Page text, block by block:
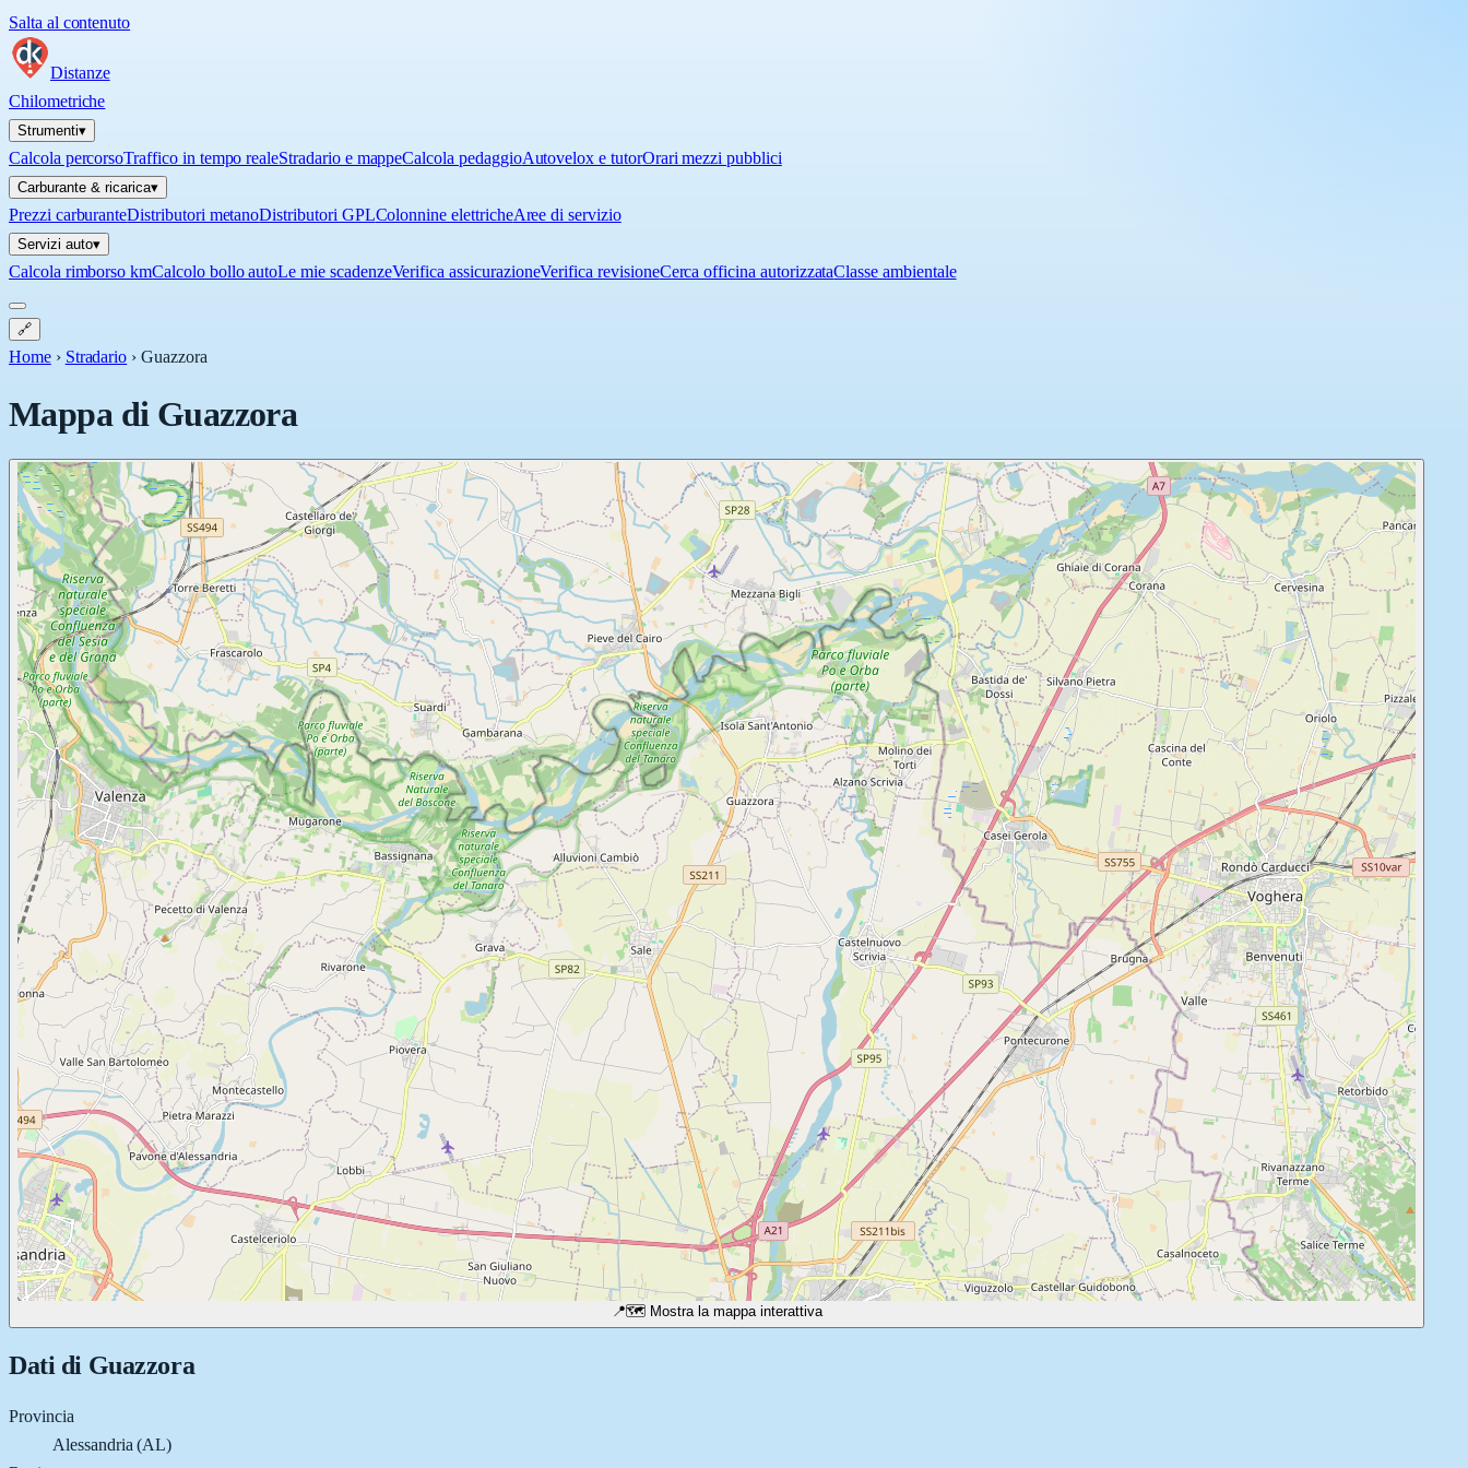
Salta al contenuto
Distanze
Chilometriche
Strumenti▾
Calcola percorsoTraffico in tempo realeStradario e mappeCalcola pedaggioAutovelox e tutorOrari mezzi pubblici
Carburante & ricarica▾
Prezzi carburanteDistributori metanoDistributori GPLColonnine elettricheAree di servizio
Servizi auto▾
Calcola rimborso kmCalcolo bollo autoLe mie scadenzeVerifica assicurazioneVerifica revisioneCerca officina autorizzataClasse ambientale
🔗
Home › Stradario ›Guazzora
Mappa di Guazzora
📍🗺️ Mostra la mappa interattiva
Dati di Guazzora
Provincia
Alessandria (AL)